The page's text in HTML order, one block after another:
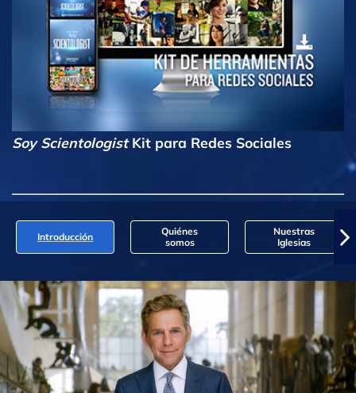
Soy ScientologistKit para Redes Sociales
Introducción
Quiénes
somos
Nuestras
Iglesias